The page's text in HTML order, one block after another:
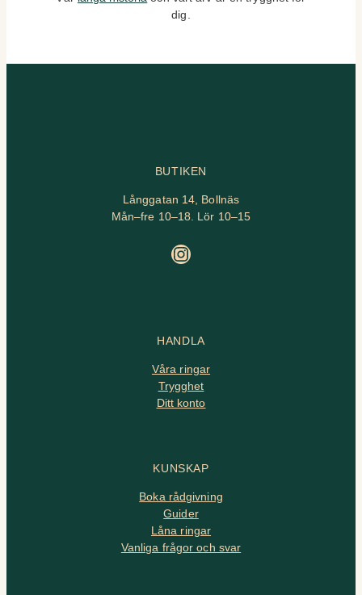
dig.
BUTIKEN
Långgatan 14, Bollnäs
Mån–fre 10–18. Lör 10–15
Instagram
HANDLA
Våra ringar
Trygghet
Ditt konto
KUNSKAP
Boka rådgivning
Guider
Låna ringar
Vanliga frågor och svar